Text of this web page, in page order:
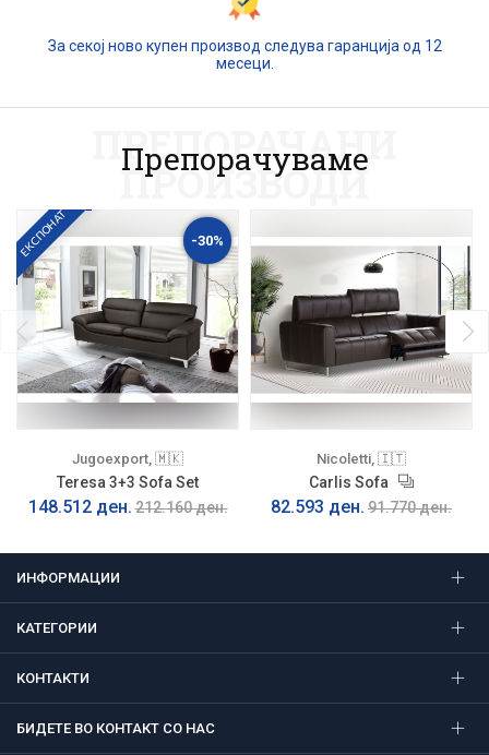
За секој ново купен производ следува гаранција од 12
месеци.
Препорачуваме
ПРЕПОРАЧАНИ
ПРОИЗВОДИ
ЕКСПОНАТ -30%
Jugoexport, 🇲🇰
Teresa 3+3 Sofa Set
148.512 ден. 212.160 ден.
Nicoletti, 🇮🇹
Carlis Sofa
82.593 ден. 91.770 ден.
ИНФОРМАЦИИ
КАТЕГОРИИ
КОНТАКТИ
БИДЕТЕ ВО КОНТАКТ СО НАС